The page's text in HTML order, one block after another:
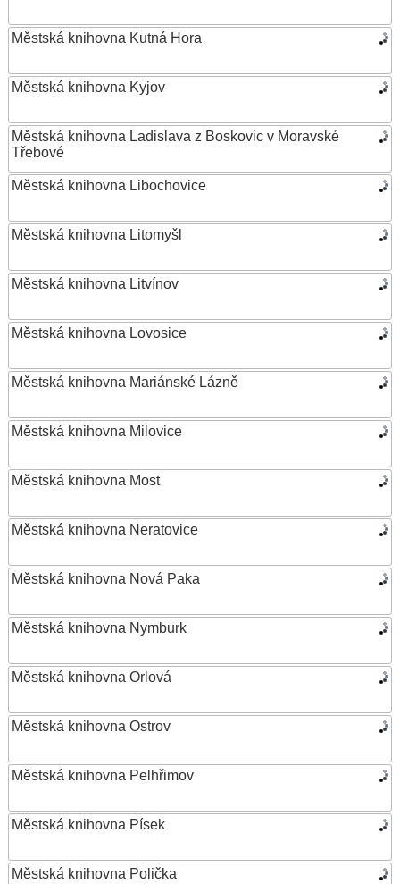
Městská knihovna Kutná Hora
Městská knihovna Kyjov
Městská knihovna Ladislava z Boskovic v Moravské
Třebové
Městská knihovna Libochovice
Městská knihovna Litomyšl
Městská knihovna Litvínov
Městská knihovna Lovosice
Městská knihovna Mariánské Lázně
Městská knihovna Milovice
Městská knihovna Most
Městská knihovna Neratovice
Městská knihovna Nová Paka
Městská knihovna Nymburk
Městská knihovna Orlová
Městská knihovna Ostrov
Městská knihovna Pelhřimov
Městská knihovna Písek
Městská knihovna Polička